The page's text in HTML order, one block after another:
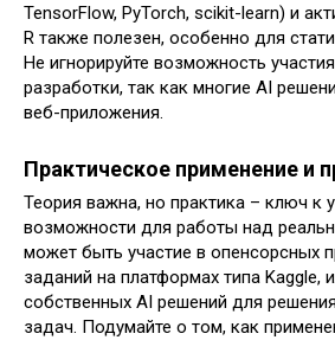
TensorFlow, PyTorch, scikit-learn) и
R также полезен, особенно для
Не игнорируйте возможность
разработки, так как многие AI
веб-приложения.
Практическое применение и
Теория важна, но практика – ключ к
возможности для работы над
может быть участие в опенсорсных
заданий на платформах типа Kaggle,
собственных AI решений для
задач. Подумайте о том, как